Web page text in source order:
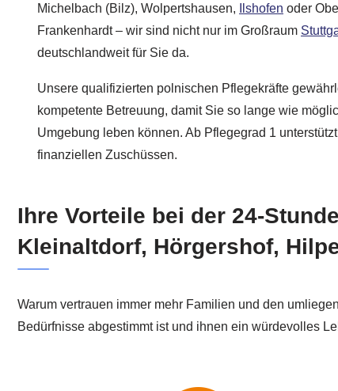
Michelbach (Bilz), Wolpertshausen,
Ilshofen oder
Frankenhardt – wir sind nicht nur im Großraum
deutschlandweit für Sie da.
Unsere qualifizierten polnischen Pflegekräfte
kompetente Betreuung, damit Sie so lange wie
Umgebung leben können. Ab Pflegegrad 1
finanziellen Zuschüssen.
Ihre Vorteile bei der 24-
Kleinaltdorf, Hörgershof,
Warum vertrauen immer mehr Familien und den
Bedürfnisse abgestimmt ist und ihnen ein würdevolles